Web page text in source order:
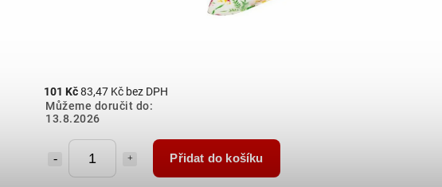
101 Kč83,47 Kč bez DPH
Můžeme doručit do:
13.8.2026
Přidat do košíku